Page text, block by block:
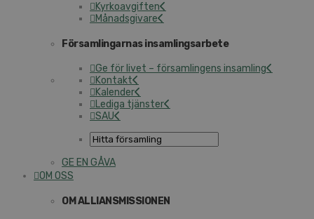
Kyrkoavgiften
Månadsgivare
Församlingarnas insamlingsarbete
Ge för livet – församlingens insamling
Kontakt
Kalender
Lediga tjänster
SAU
GE EN GÅVA
OM OSS
OM ALLIANSMISSIONEN